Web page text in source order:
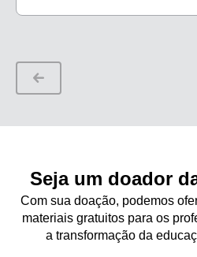
Seja um doador
Com sua doação, podemos
materiais gratuitos para os
a transformação da